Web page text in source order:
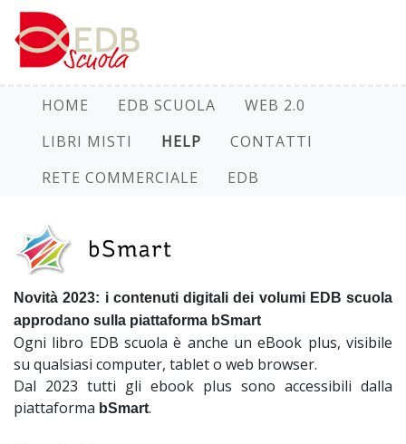
HOME EDB SCUOLA
WEB 2.0
LIBRI MISTI
HELP
CONTATTI
RETE COMMERCIALE
EDB
Novità 2023: i contenuti digitali dei volumi EDB scuola
approdano sulla piattaforma bSmart
Ogni libro EDB scuola è anche un eBook plus, visibile
su qualsiasi computer, tablet o web browser.
Dal 2023 tutti gli ebook plus sono accessibili dalla
piattaforma bSmart.